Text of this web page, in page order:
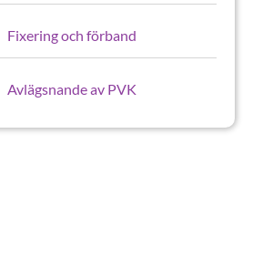
Fixering och förband
Avlägsnande av PVK